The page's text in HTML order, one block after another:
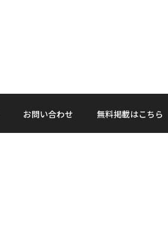
お問い合わせ 無料掲載はこちら